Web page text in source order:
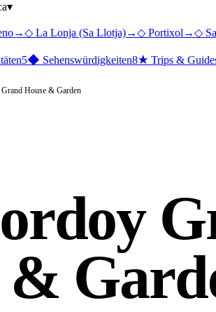
▾
→◇ La Lonja (Sa Llotja)→◇ Portixol →◇
5◆ Sehenswürdigkeiten8★ Trips &
House & Garden
&